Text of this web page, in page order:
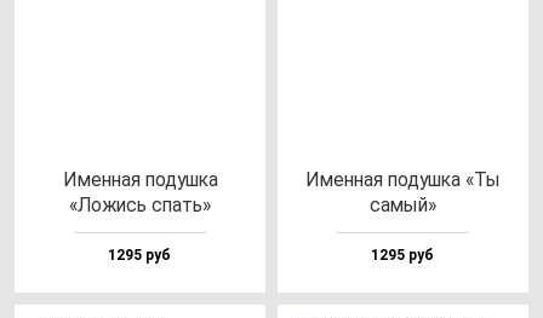
Имен­ная по­душ­ка
«Ложись спать»
1295 руб
Имен­ная по­душ­ка «Ты
са­мый»
1295 руб